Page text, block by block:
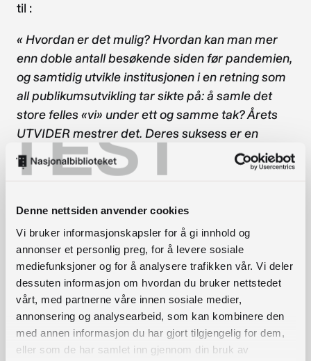
TEST
Denne nettsiden anvender cookies
Vi bruker informasjonskapsler for å gi innhold og
annonser et personlig preg, for å levere sosiale
mediefunksjoner og for å analysere trafikken vår. Vi deler
dessuten informasjon om hvordan du bruker nettstedet
vårt, med partnerne våre innen sosiale medier,
annonsering og analysearbeid, som kan kombinere den
med annen informasjon du har gjort tilgjengelig for dem,
eller som de har samlet inn gjennom din bruk av
til :
« Hvordan er det mulig? Hvordan kan man mer
enn doble antall besøkende siden før pandemien,
og samtidig utvikle institusjonen i en retning som
all publikumsutvikling tar sikte på: å samle det
store felles «vi» under ett og samme tak? Årets
UTVIDER mestrer det. Deres suksess er en
konsekvens av hvordan de ansatte jobber med å
invitere andre til å bruke institusjonsrommet til
har vært medskapt av andre aktører.
Suksessen er ikke et resultat av nye ressurser
eller endrede fysiske rammer. Det er et resultat
av en målrettet, publikumsrettet innsats, hvor
man ønsker å bryte ned barrierer mellom
grupper som ofte lever uten sosial kontakt seg
imellom. Årets UTVIDER utsetter folk for
hverandre i 1:1-møter og fremstår som uredd og